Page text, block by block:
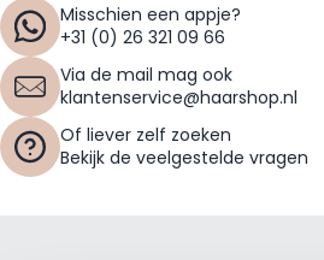
Misschien een appje?
+31 (0) 26 321 09 66
Via de mail mag ook
klantenservice@haarshop.nl
Of liever zelf zoeken
Bekijk de veelgestelde vragen